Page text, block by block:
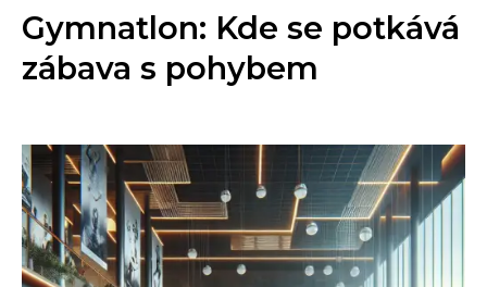
Gymnatlon: Kde se potkává
zábava s pohybem